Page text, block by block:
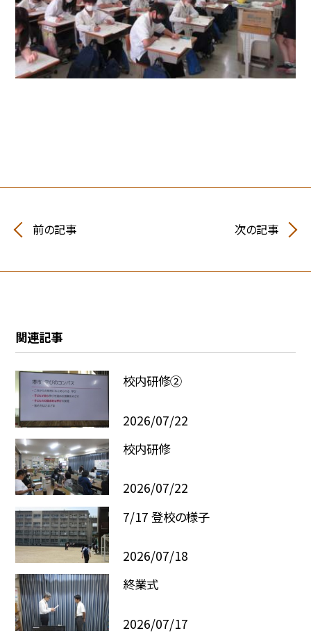
前の記事 次の記事
関連記事
校内研修②
2026/07/22
校内研修
2026/07/22
7/17 登校の様子
2026/07/18
終業式
2026/07/17